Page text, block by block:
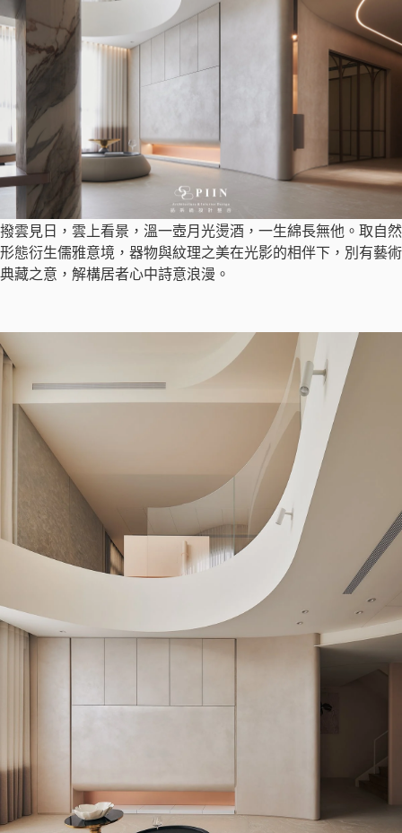
撥雲見日，雲上看景，溫一壺月光燙酒，一生綿長無他。取自然
形態衍生儒雅意境，器物與紋理之美在光影的相伴下，別有藝術
典藏之意，解構居者心中詩意浪漫。